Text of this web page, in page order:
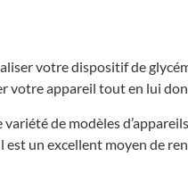
votre dispositif de
votre appareil tout en lui
de modèles
est un excellent moyen de